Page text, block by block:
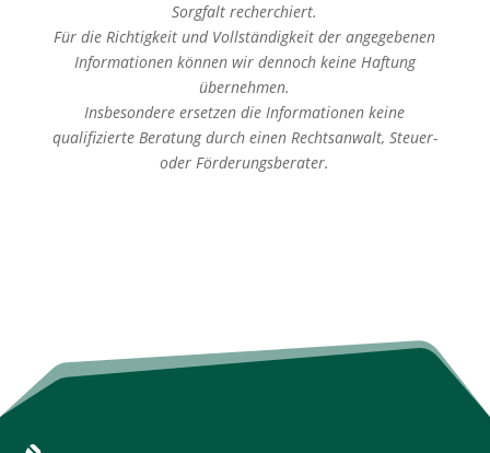
Sorgfalt recherchiert.
Für die Richtigkeit und Vollständigkeit der angegebenen
Informationen können wir dennoch keine Haftung
übernehmen.
Insbesondere ersetzen die Informationen keine
qualifizierte Beratung durch einen Rechtsanwalt, Steuer-
oder Förderungsberater.